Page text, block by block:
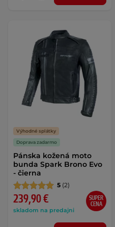
Výhodné splátky
Doprava zadarmo
Pánska kožená moto
bunda Spark Brono Evo
- čierna
5 (2)
239,90 €
skladom na predajni
SUPER
CENA